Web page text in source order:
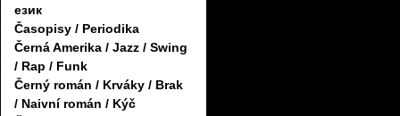
език
Časopisy / Periodika
Černá Amerika / Jazz / Swing
/ Rap / Funk
Černý román / Krváky / Brak
/ Naivní román / Kýč